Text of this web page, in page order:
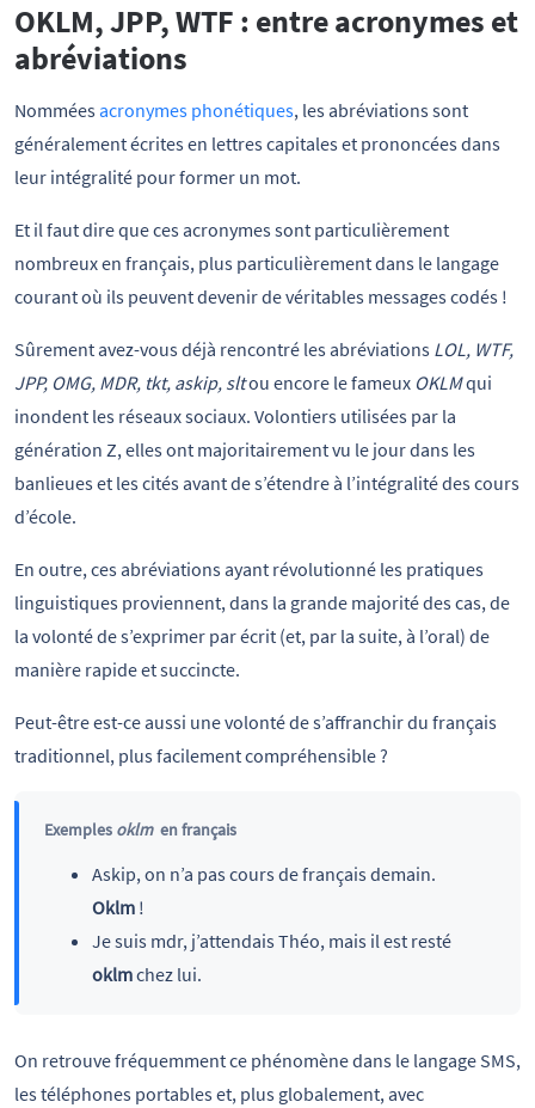
OKLM, JPP, WTF : entre acronymes et
abréviations
Nomméesacronymes phonétiques, les abréviations sont
généralement écrites en lettres capitales et prononcées dans
leur intégralité pour former un mot.
Et il faut dire que ces acronymes sont particulièrement
nombreux en français, plus particulièrement dans le langage
courant où ils peuvent devenir de véritables messages codés !
Sûrement avez-vous déjà rencontré les abréviations LOL, WTF,
JPP, OMG, MDR, tkt, askip, sltou encore le fameux OKLMqui
inondent les réseaux sociaux. Volontiers utilisées par la
génération Z, elles ont majoritairement vu le jour dans les
banlieues et les cités avant de s’étendre à l’intégralité des cours
d’école.
En outre, ces abréviations ayant révolutionné les pratiques
linguistiques proviennent, dans la grande majorité des cas, de
la volonté de s’exprimer par écrit (et, par la suite, à l’oral) de
manière rapide et succincte.
Peut-être est-ce aussi une volonté de s’affranchir du français
traditionnel, plus facilement compréhensible ?
Exemples oklm en français
Askip, on n’a pas cours de français demain.
Oklm!
Je suis mdr, j’attendais Théo, mais il est resté
oklmchez lui.
On retrouve fréquemment ce phénomène dans le langage SMS,
les téléphones portables et, plus globalement, avec